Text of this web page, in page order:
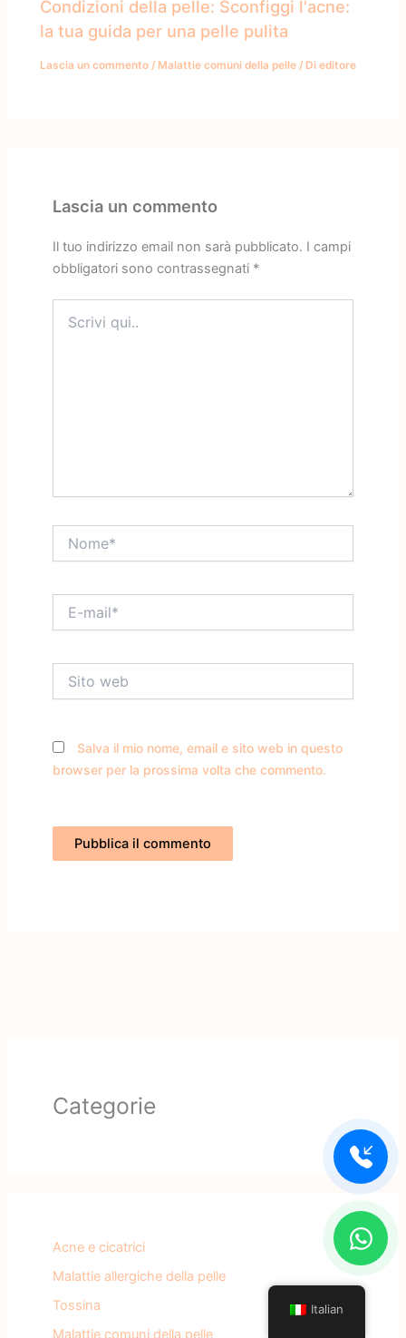
Condizioni della pelle: Sconfiggi l'acne:
la tua guida per una pelle pulita
Lascia un commento / Malattie comuni della pelle / Dieditore
Lascia un commento
Il tuo indirizzo email non sarà pubblicato. I campi
obbligatori sono contrassegnati *
qui..
mail*
web
Salva il mio nome, email e sito web in questo
browser per la prossima volta che commento.
Categorie
Acne e cicatrici
Malattie allergiche della pelle
Tossina
Malattie comuni della pelle
Italian